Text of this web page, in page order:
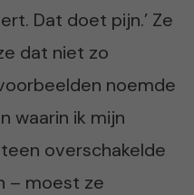
Dat doet pijn.’ Ze
dat niet zo
noemde
waarin ik mijn
overschakelde
– moest ze